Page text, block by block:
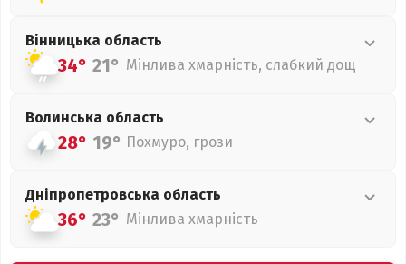
Вінницька область
34° 21° Мінлива хмарність, слабкий дощ
Волинська область
28° 19° Похмуро, грози
Дніпропетровська область
36° 23° Мінлива хмарність